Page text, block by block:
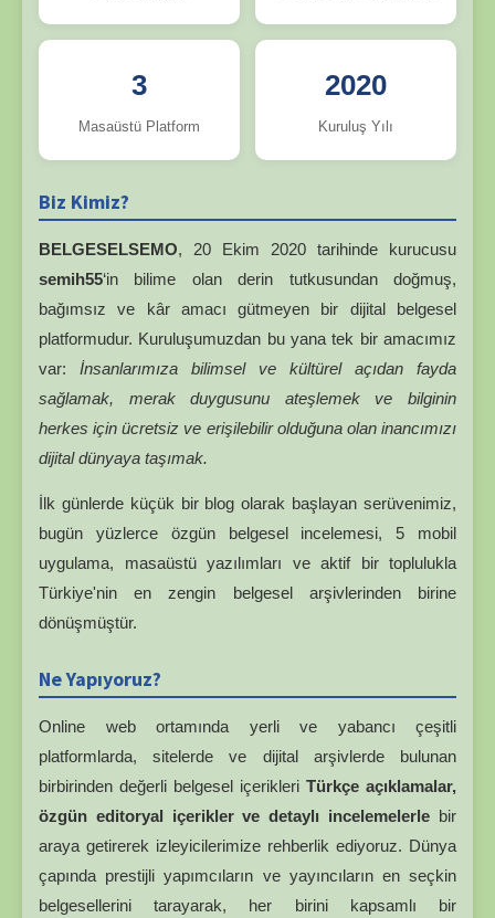
3
Masaüstü Platform
2020
Kuruluş Yılı
Biz Kimiz?
BELGESELSEMO, 20 Ekim 2020 tarihinde kurucusu
semih55‘in bilime olan derin tutkusundan doğmuş,
bağımsız ve kâr amacı gütmeyen bir dijital belgesel
platformudur. Kuruluşumuzdan bu yana tek bir amacımız
var: İnsanlarımıza bilimsel ve kültürel açıdan fayda
sağlamak, merak duygusunu ateşlemek ve bilginin
herkes için ücretsiz ve erişilebilir olduğuna olan inancımızı
dijital dünyaya taşımak.
İlk günlerde küçük bir blog olarak başlayan serüvenimiz,
bugün yüzlerce özgün belgesel incelemesi, 5 mobil
uygulama, masaüstü yazılımları ve aktif bir toplulukla
Türkiye'nin en zengin belgesel arşivlerinden birine
dönüşmüştür.
Ne Yapıyoruz?
Online web ortamında yerli ve yabancı çeşitli
platformlarda, sitelerde ve dijital arşivlerde bulunan
birbirinden değerli belgesel içerikleri Türkçe açıklamalar,
özgün editoryal içerikler ve detaylı incelemelerle bir
araya getirerek izleyicilerimize rehberlik ediyoruz. Dünya
çapında prestijli yapımcıların ve yayıncıların en seçkin
belgesellerini tarayarak, her birini kapsamlı bir